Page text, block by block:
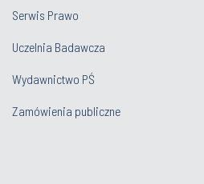
Serwis Prawo
Uczelnia Badawcza
Wydawnictwo PŚ
Zamówienia publiczne